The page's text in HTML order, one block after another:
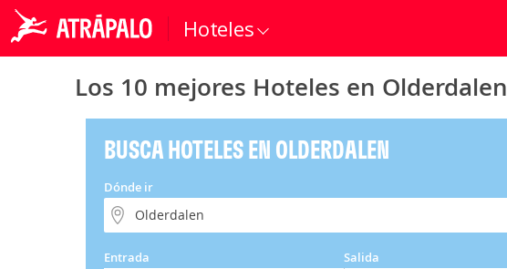
Hoteles
Los 10 mejores Hoteles en Olderdalen
BUSCA HOTELES EN OLDERDALEN
Dónde ir
Entrada Salida